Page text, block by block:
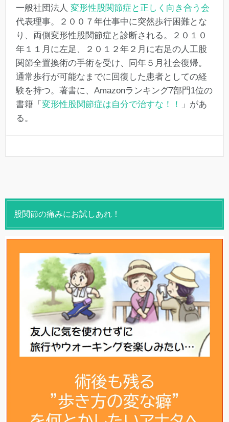
一般社団法人 変形性股関節症と正しく向き合う会
代表理事。２００７年仕事中に突然歩行困難とな
り、両側変形性股関節症と診断される。２０１０
年１１月に左足、２０１２年２月に右足の人工股
関節全置換術の手術を受け、同年５月社会復帰。
通常歩行が可能なまでに回復した患者としての経
験を持つ。著書に、Amazonランキング7部門1位の
書籍「 変形性股関節症は自分で治すな！！
」があ
る。
股関節の痛みにお試しあれ！